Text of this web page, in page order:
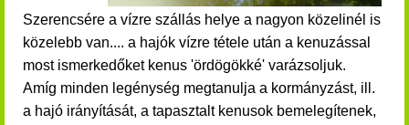
Szerencsére a vízre szállás helye a nagyon közelinél is
közelebb van.... a hajók vízre tétele után a kenuzással
most ismerkedőketkenus 'ördögökké' varázsoljuk.
Amíg minden legénység megtanulja a kormányzást, ill.
a hajó irányítását, a tapasztalt kenusok bemelegítenek,